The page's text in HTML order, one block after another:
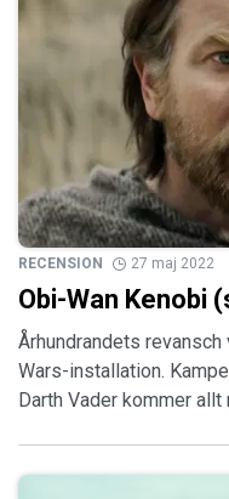
RECENSION 27 maj 2022
Obi-Wan Kenobi
Århundrandets
Wars-installation.
Darth Vader kommer